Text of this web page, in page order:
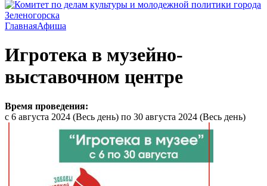
ГлавнаяАфиша
Игротека в музейно-
выставочном центре
Время проведения:
с 6 августа 2024 (Весь день) по 30 августа 2024 (Весь день)